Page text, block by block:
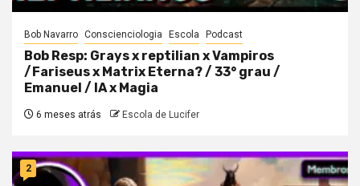
Bob Navarro Conscienciologia Escola Podcast
Bob Resp: Grays x reptilian x Vampiros
/Fariseus x Matrix Eterna? / 33° grau /
Emanuel / IA x Magia
6 meses atrás Escola de Lucifer
2